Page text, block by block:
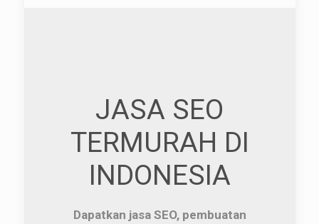
JASA SEO
TERMURAH DI
INDONESIA
Dapatkan jasa SEO, pembuatan